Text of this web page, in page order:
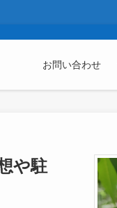
お問い合わせ
や駐